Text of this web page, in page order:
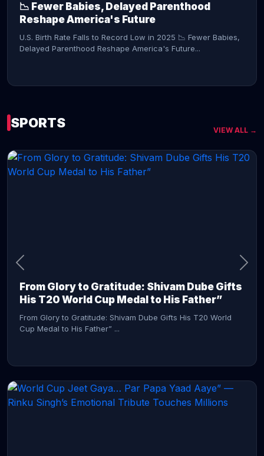
📉 Fewer Babies, Delayed Parenthood
Reshape America's Future
U.S. Birth Rate Falls to Record Low in 2025 📉 Fewer Babies,
Delayed Parenthood Reshape America's Future...
SPORTS VIEW ALL →
From Glory to Gratitude: Shivam Dube Gifts
His T20 World Cup Medal to His Father”
From Glory to Gratitude: Shivam Dube Gifts His T20 World
Cup Medal to His Father” ...